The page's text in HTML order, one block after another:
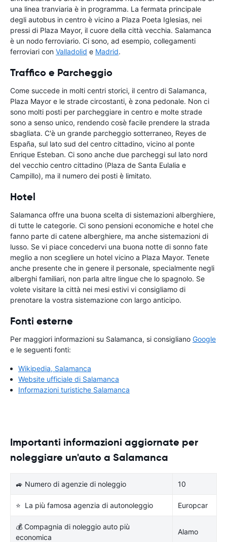
una linea tranviaria è in programma. La fermata principale
degli autobus in centro è vicino a Plaza Poeta Iglesias, nei
pressi di Plaza Mayor, il cuore della città vecchia. Salamanca
è un nodo ferroviario. Ci sono, ad esempio, collegamenti
ferroviari con Valladolid e Madrid.
Traffico e Parcheggio
Come succede in molti centri storici, il centro di Salamanca,
Plaza Mayor e le strade circostanti, è zona pedonale. Non ci
sono molti posti per parcheggiare in centro e molte strade
sono a senso unico, rendendo cosè facile prendere la strada
sbagliata. C'è un grande parcheggio sotterraneo, Reyes de
España, sul lato sud del centro cittadino, vicino al ponte
Enrique Esteban. Ci sono anche due parcheggi sul lato nord
del vecchio centro cittadino (Plaza de Santa Eulalia e
Campillo), ma il numero dei posti è limitato.
Hotel
Salamanca offre una buona scelta di sistemazioni alberghiere,
di tutte le categorie. Ci sono pensioni economiche e hotel che
fanno parte di catene alberghiere, ma anche sistemazioni di
lusso. Se vi piace concedervi una buona notte di sonno fate
meglio a non scegliere un hotel vicino a Plaza Mayor. Tenete
anche presente che in genere il personale, specialmente negli
alberghi familiari, non parla altre lingue che lo spagnolo. Se
volete visitare la città nei mesi estivi vi consigliamo di
prenotare la vostra sistemazione con largo anticipo.
Fonti esterne
Per maggiori informazioni su Salamanca, si consigliano Google
e le seguenti fonti:
Wikipedia, Salamanca
Website ufficiale di Salamanca
Informazioni turistiche Salamanca
Importanti informazioni aggiornate per
noleggiare un'auto a Salamanca
🚙 Numero di agenzie di noleggio 10
⭐ La più famosa agenzia di autonoleggio Europcar
💰 Compagnia di noleggio auto più
economica
Alamo